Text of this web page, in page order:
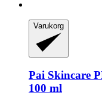
Varukorg
Pai Skincare
100 ml